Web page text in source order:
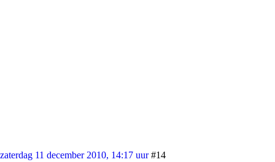
zaterdag 11 december 2010, 14:17 uur #14